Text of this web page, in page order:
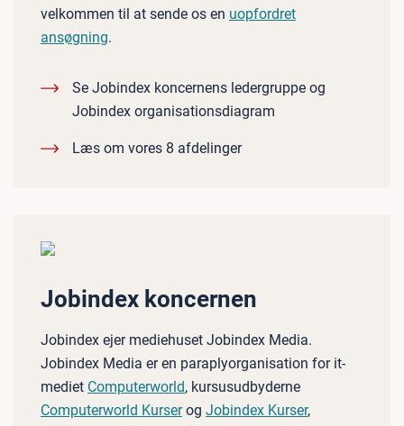
velkommen til at sende os en uopfordret
ansøgning.
Se Jobindex koncernens ledergruppe og
Jobindex organisationsdiagram
Læs om vores 8 afdelinger
Jobindex koncernen
Jobindex ejer mediehuset Jobindex Media.
Jobindex Media er en paraplyorganisation for it-
mediet Computerworld, kursusudbyderne
Computerworld Kurserog Jobindex Kurser,